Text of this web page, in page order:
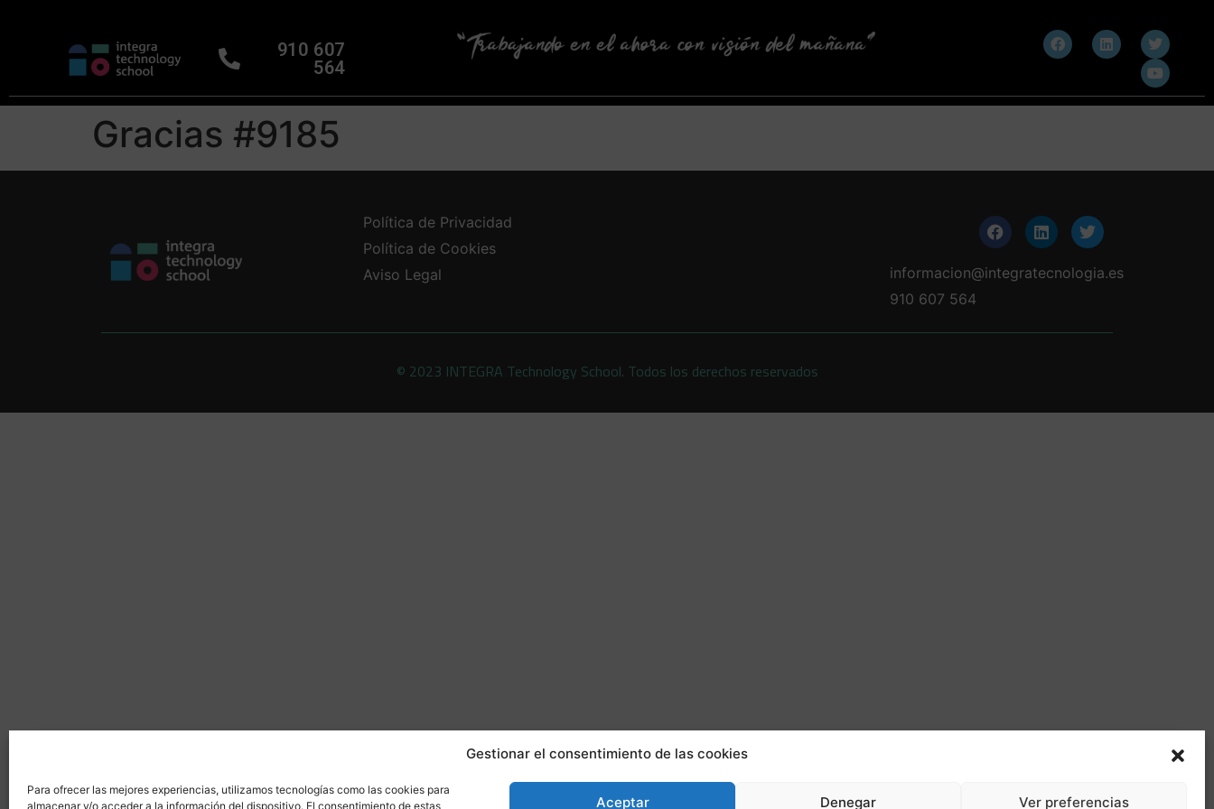
Gestionar el consentimiento de las cookies
Para ofrecer las mejores experiencias, utilizamos tecnologías como las cookies para
almacenar y/o acceder a la información del dispositivo. El consentimiento de estas
Aceptar Denegar Ver preferencias
910 607
564
Gracias #9185
Política de Privacidad
Política de Cookies
Aviso Legal
informacion@integratecnologia.es
910 607 564
© 2023 INTEGRA Technology School. Todos los derechos reservados